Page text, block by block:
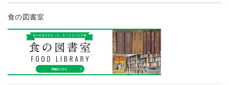
食の図書室